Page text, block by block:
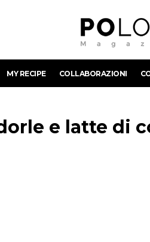
MY RECIPE COLLABORAZIONI
e latte di